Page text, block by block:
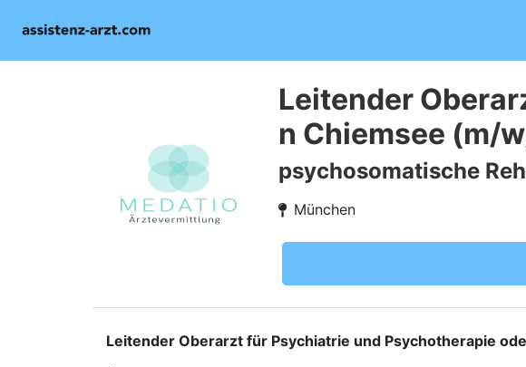
Leitender
n Chiemsee (m/
psychosomatische
München
Leitender Oberarzt für Psychiatrie und Psychotherapie